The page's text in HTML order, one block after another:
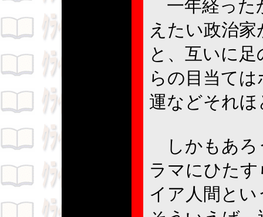
一年経った
えたい政治
と、互いに
らの目当て
運などそれ
しかもあろ
ラマにひた
イア人間と